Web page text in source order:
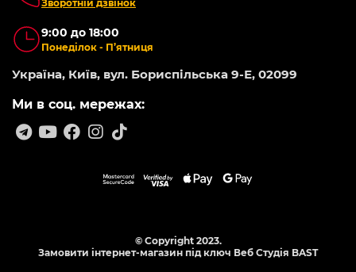
Зворотній дзвінок
9:00 до 18:00
Понеділок - П’ятниця
Україна, Київ, вул. Бориспільська 9-Е, 02099
Ми в соц. мережах:
© Copyright 2023.
Замовити інтернет-магазин під ключ Веб Студія BAST